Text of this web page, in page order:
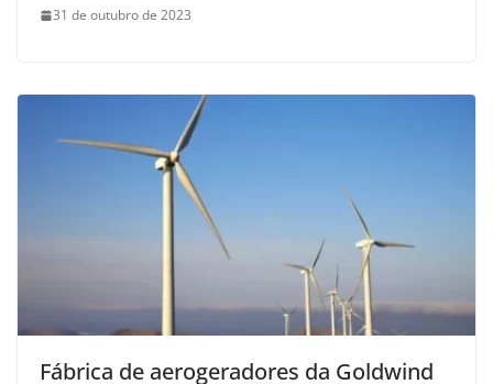
31 de outubro de 2023
Fábrica de aerogeradores da Goldwind